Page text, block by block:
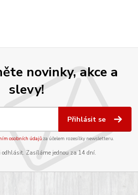
novinky, akce a
slevy!
Přihlásit se
osobních údajůza účelem rozesílky newsletteru.
odhlásit. Zasíláme jednou za 14 dní.